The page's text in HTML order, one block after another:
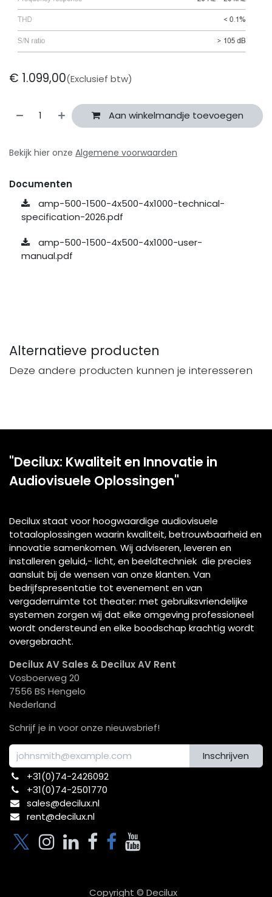
€ 1.099,00(Exclusief btw)
Aan winkelmandje toevoegen
Bekijk hier onze Algemene voorwaarden
Documenten
amp-500-1500-4x500-4x1000-technical-
specification-2026.pdf
amp-500-1500-4x500-4x1000-user-
manual.pdf
Alternatieve producten
Deze andere producten kunnen je interesseren
"Decilux: Kwaliteit en Innovatie in
Audiovisuele Oplossingen"
Decilux staat voor hoogwaardige audiovisuele
totaaloplossingen waarin kwaliteit, betrouwbaarheid en
innovatie samenkomen. Wij adviseren, leveren en
installeren geluid,- licht, en beeldtechniek die precies
aansluit bij de wensen van onze klanten. Van
bedrijfspresentatie tot evenement en van
vergaderruimte tot theater: met gebruiksvriendelijke
systemen zorgen wij dat elke omgeving professioneel
wordt ondersteund en elke boodschap krachtig wordt
overgebracht.
Decilux AV Sales & Decilux AV Rent
Vosboerweg 20
7556 BS Hengelo
Nederland
Schrijf je in voor onze nieuwsbrief!
Inschrijven
+31(0)74-2426092​
+31(0)74-2501770
sales@decilux.nl
rent@decilux.nl
Copyright © Decilux